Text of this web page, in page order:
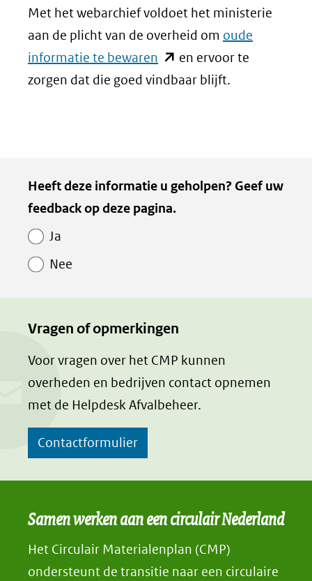
Met het webarchief voldoet het ministerie
aan de plicht van de overheid om oude
informatie te bewaren (opent
in
een
andere
en ervoor te
zorgen dat die goed vindbaar blijft.
Heeft deze informatie u geholpen? Geef uw
feedback op deze pagina.
Ja
Nee
Vragen of opmerkingen
Voor vragen over het CMP kunnen
overheden en bedrijven contact opnemen
met de Helpdesk Afvalbeheer.
Contactformulier
Samen werken aan een circulair Nederland
Het Circulair Materialenplan (CMP)
ondersteunt de transitie naar een circulaire